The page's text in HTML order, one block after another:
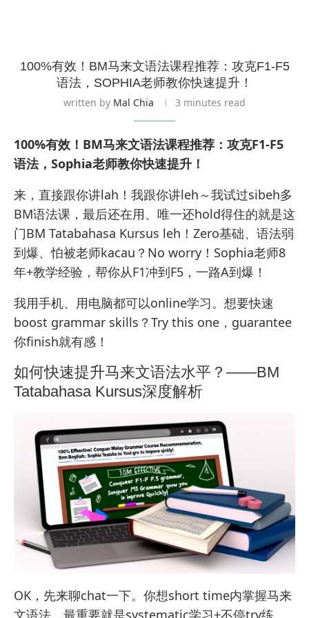
100%有效！BM马来文语法课程推荐：攻克F1-F5
语法，SOPHIA老师教你快速提升！
written by Mal Chia 3 minutes read
100%有效！BM马来文语法课程推荐：攻克F1-F5
语法，Sophia老师教你快速提升！
来，直接跟你讲lah！我跟你讲leh～我试过sibeh多
BM语法课，最后还在用、唯一还hold得住的就是这
门BM Tatabahasa Kursus leh！Zero基础、语法弱
到爆、怕被老师kacau？No worry！Sophia老师8
年+教学经验，帮你从F1冲到F5，一路A到爆！
我用手机、用电脑都可以online学习。想要快速
boost grammar skills？Try this one，guarantee
你finish就有感！
如何快速提升马来文语法水平？——BM
Tatabahasa Kursus深度解析
OK，先来聊chat一下。你想short time内掌握马来